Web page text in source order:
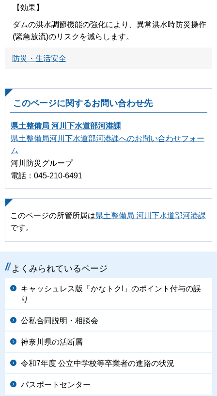
【効果】
ダムの洪水調節機能の強化により、異常洪水時防災操作
(緊急放流)のリスクを減らします。
防災・生活安全
このページに関するお問い合わせ先
県土整備局 河川下水道部河港課
県土整備局河川下水道部河港課へのお問い合わせフォー
ム
河川防災グループ
電話：045-210-6491
このページの所管所属は県土整備局 河川下水道部河港課
です。
よくみられているページ
キャッシュレス版「かなトク!」のポイント付与の誤
り
公私合同説明・相談会
神奈川県の活断層
令和7年度 公立中学校等卒業者の進路の状況
パスポートセンター